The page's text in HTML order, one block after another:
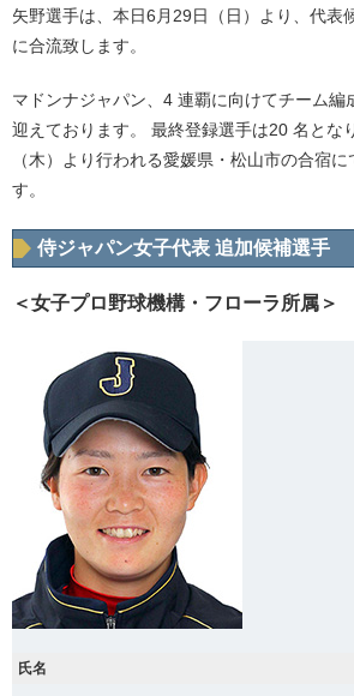
矢野選手は、本日6月29日（日）より、代表
に合流致します。
マドンナジャパン、4 連覇に向けてチーム編
迎えております。 最終登録選手は20 名とな
（木）より行われる愛媛県・松山市の合宿
す。
侍ジャパン女子代表 追加候補選手
＜女子プロ野球機構・フローラ所属＞
氏名